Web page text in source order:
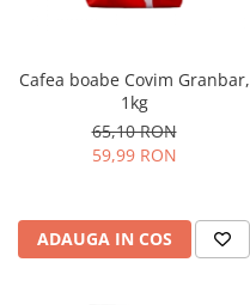
Cafea boabe Covim Granbar,
1kg
65,10 RON
59,99 RON
ADAUGA IN COS